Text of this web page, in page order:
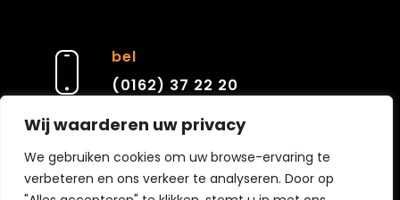
Wij waarderen uw privacy
We gebruiken cookies om uw browse-ervaring te
verbeteren en ons verkeer te analyseren. Door op
bel
(0162) 37 22 20
e-mail
contact@cierarchitecten.nl